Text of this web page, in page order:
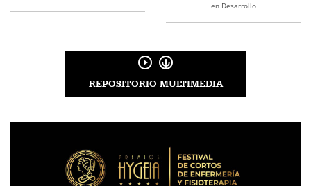
en Desarrollo
REPOSITORIO MULTIMEDIA